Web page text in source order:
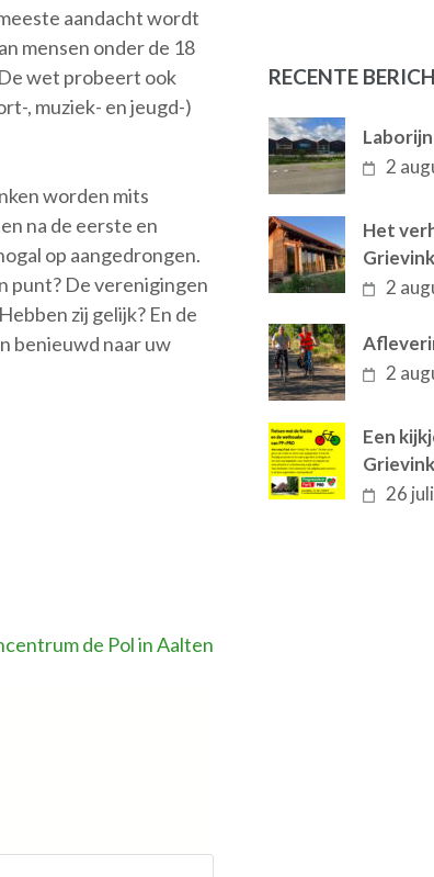
aandacht wordt
mensen onder de 18
wet probeert ook
, muziek- en jeugd-)
worden mits
na de eerste en
op aangedrongen.
punt? De verenigingen
zij gelijk? En de
benieuwd naar uw
de Pol in Aalten
RECENTE
2
Het
Grievink
2
2
Een
26